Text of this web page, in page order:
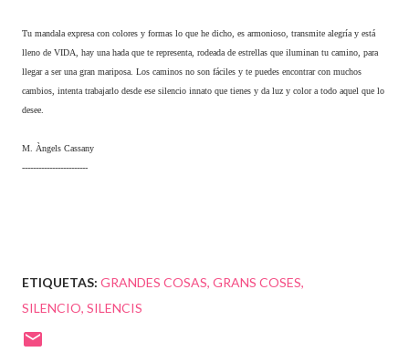
Tu mandala expresa con colores y formas lo que he dicho, es armonioso, transmite alegría y está
lleno de VIDA, hay una hada que te representa, rodeada de estrellas que iluminan tu camino, para
llegar a ser una gran mariposa. Los caminos no son fáciles y te puedes encontrar con muchos
cambios, intenta trabajarlo desde ese silencio innato que tienes y da luz y color a todo aquel que lo
desee.
M. Àngels Cassany
------------------------
ETIQUETAS: GRANDES COSAS GRANS COSES
SILENCIO SILENCIS